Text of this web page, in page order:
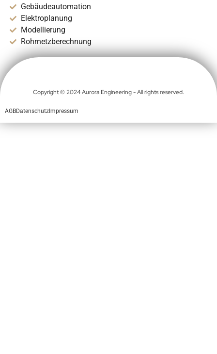
Gebäudeautomation
Elektroplanung
Modellierung
Rohrnetzberechnung
Copyright © 2024 Aurora Engineering - All rights reserved.
AGBDatenschutz Impressum